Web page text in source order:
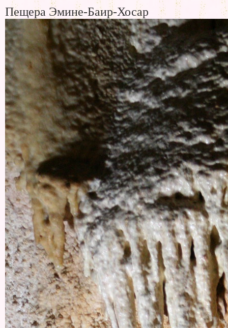
Пещера Эмине-Баир-Хосар